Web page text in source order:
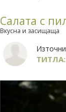
Салата с
Вкусна и засищаща